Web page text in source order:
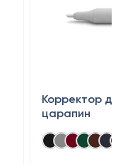
Корректор
царапин